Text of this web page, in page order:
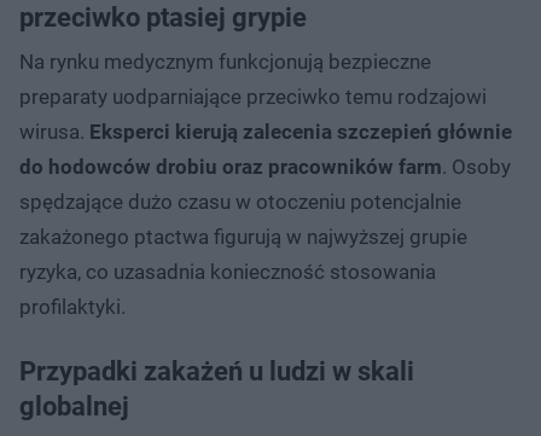
przeciwko ptasiej grypie
Na rynku medycznym funkcjonują bezpieczne
preparaty uodparniające przeciwko temu rodzajowi
wirusa. Eksperci kierują zalecenia szczepień głównie
do hodowców drobiu oraz pracowników farm. Osoby
spędzające dużo czasu w otoczeniu potencjalnie
zakażonego ptactwa figurują w najwyższej grupie
ryzyka, co uzasadnia konieczność stosowania
profilaktyki.
Przypadki zakażeń u ludzi w skali
globalnej